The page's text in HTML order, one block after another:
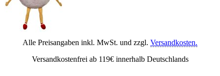
Alle Preisangaben inkl. MwSt. und zzgl. Versandkosten.
Versandkostenfrei ab 119€ innerhalb Deutschlands